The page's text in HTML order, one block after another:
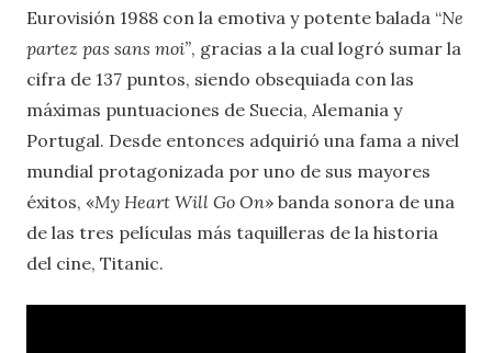
Eurovisión 1988 con la emotiva y potente balada “Ne
partez pas sans moi”, gracias a la cual logró sumar la
cifra de 137 puntos, siendo obsequiada con las
máximas puntuaciones de Suecia, Alemania y
Portugal. Desde entonces adquirió una fama a nivel
mundial protagonizada por uno de sus mayores
éxitos, «My Heart Will Go On» banda sonora de una
de las tres películas más taquilleras de la historia
del cine, Titanic.